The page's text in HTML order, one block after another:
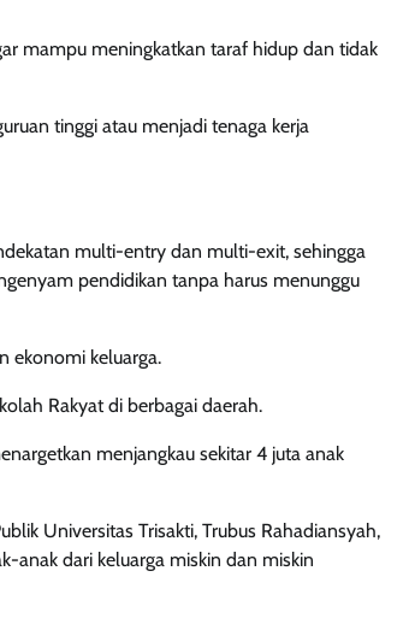
mampu meningkatkan taraf hidup dan tidak
tinggi atau menjadi tenaga kerja
multi-entry dan multi-exit, sehingga
pendidikan tanpa harus menunggu
ekonomi keluarga.
Rakyat di berbagai daerah.
menjangkau sekitar 4 juta anak
Universitas Trisakti, Trubus Rahadiansyah,
anak dari keluarga miskin dan miskin